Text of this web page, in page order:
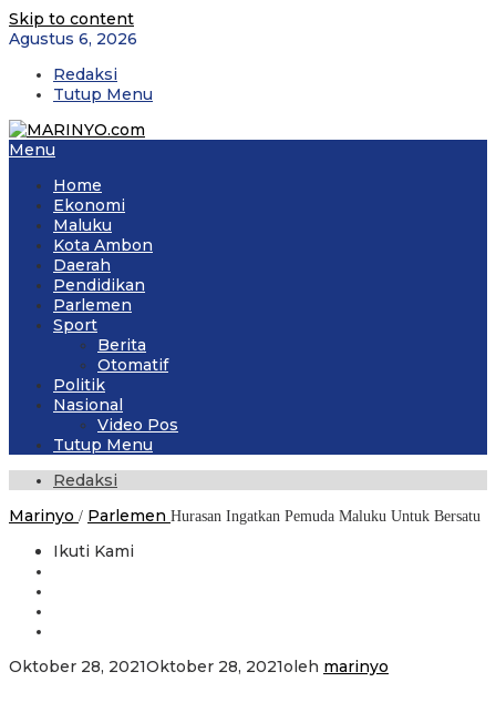
Skip to content
Agustus 6, 2026
Redaksi
Tutup Menu
Menu
Home
Ekonomi
Maluku
Kota Ambon
Daerah
Pendidikan
Parlemen
Sport
Berita
Otomatif
Politik
Nasional
Video Pos
Tutup Menu
Redaksi
Marinyo / Parlemen Hurasan Ingatkan Pemuda Maluku Untuk Bersatu
Ikuti Kami
Oktober 28, 2021Oktober 28, 2021oleh marinyo